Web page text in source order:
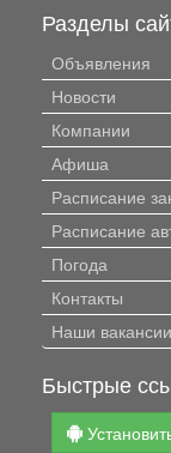
Разделы
Объявления
Новости
Компании
Афиша
Расписание
Расписание
Погода
Контакты
Наши вакансии
Быстрые